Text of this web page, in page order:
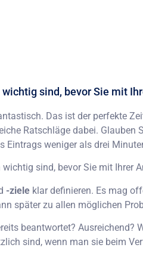
sind, bevor Sie mit
Das ist der perfekte
Ratschläge dabei. Glauben
Eintrags weniger als drei
sind, bevor Sie mit Ihrer
-ziele klar definieren. Es mag
später zu allen möglichen
beantwortet?
sind, wenn man sie beim